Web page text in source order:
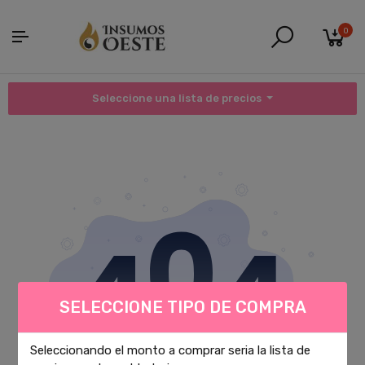
0
Seleccione una lista de precios
SELECCIONE TIPO DE COMPRA
Seleccionando el monto a comprar seria la lista de